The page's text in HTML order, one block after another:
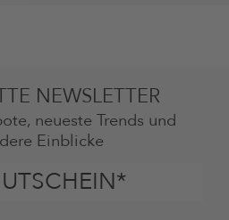
NEWSLETTER
neueste Trends und
Einblicke